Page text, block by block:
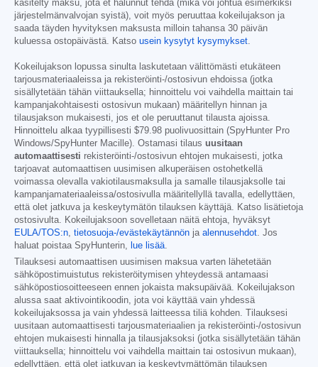
käsitelty maksu, jota et halunnut tehdä (mikä voi johtua esimerkiksi
järjestelmänvalvojan syistä), voit myös peruuttaa kokeilujakson ja
saada täyden hyvityksen maksusta milloin tahansa 30 päivän
kuluessa ostopäivästä. Katso usein kysytyt kysymykset.
Kokeilujakson lopussa sinulta laskutetaan välittömästi etukäteen
tarjousmateriaaleissa ja rekisteröinti-/ostosivun ehdoissa (jotka
sisällytetään tähän viittauksella; hinnoittelu voi vaihdella maittain tai
kampanjakohtaisesti ostosivun mukaan) määritellyn hinnan ja
tilausjakson mukaisesti, jos et ole peruuttanut tilausta ajoissa.
Hinnoittelu alkaa tyypillisesti $79.98 puolivuosittain (SpyHunter Pro
Windows/SpyHunter Macille). Ostamasi tilaus uusitaan
automaattisesti rekisteröinti-/ostosivun ehtojen mukaisesti, jotka
tarjoavat automaattisen uusimisen alkuperäisen ostohetkellä
voimassa olevalla vakiotilausmaksulla ja samalle tilausjaksolle tai
kampanjamateriaaleissa/ostosivulla määritellyllä tavalla, edellyttäen,
että olet jatkuva ja keskeytymätön tilauksen käyttäjä. Katso lisätietoja
ostosivulta. Kokeilujaksoon sovelletaan näitä ehtoja, hyväksyt
EULA/TOS:n, tietosuoja-/evästekäytännön ja alennusehdot. Jos
haluat poistaa SpyHunterin, lue lisää.
Tilauksesi automaattisen uusimisen maksua varten lähetetään
sähköpostimuistutus rekisteröitymisen yhteydessä antamaasi
sähköpostiosoitteeseen ennen jokaista maksupäivää. Kokeilujakson
alussa saat aktivointikoodin, jota voi käyttää vain yhdessä
kokeilujaksossa ja vain yhdessä laitteessa tiliä kohden. Tilauksesi
uusitaan automaattisesti tarjousmateriaalien ja rekisteröinti-/ostosivun
ehtojen mukaisesti hinnalla ja tilausjaksoksi (jotka sisällytetään tähän
viittauksella; hinnoittelu voi vaihdella maittain tai ostosivun mukaan),
edellyttäen, että olet jatkuvan ja keskeytymättömän tilauksen